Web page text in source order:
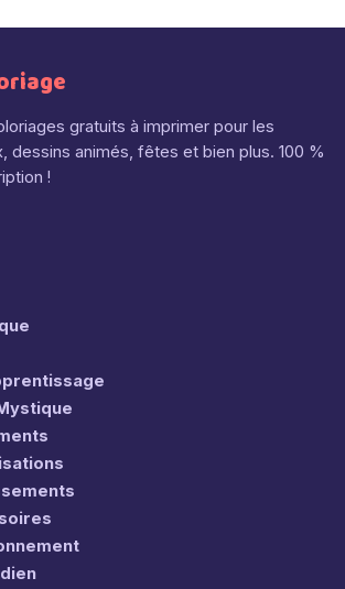
gratuits à imprimer pour les
dessins animés, fêtes et bien plus. 100 %
!